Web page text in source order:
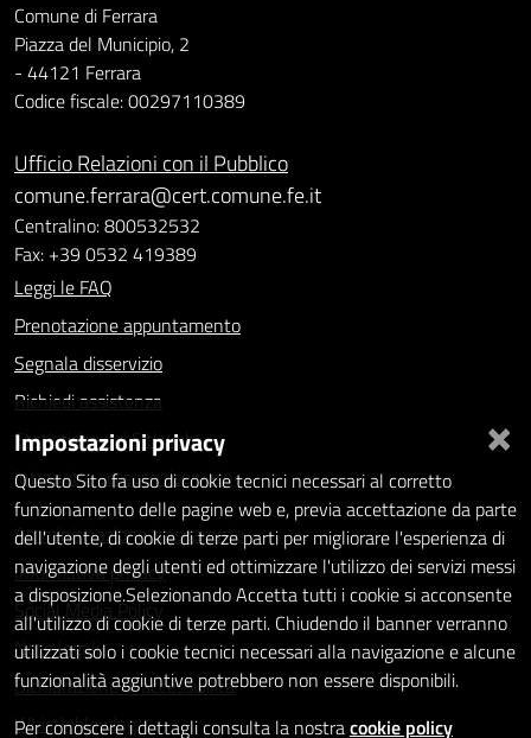
Comune di Ferrara
Piazza del Municipio, 2
- 44121 Ferrara
Codice fiscale: 00297110389
Ufficio Relazioni con il Pubblico
comune.ferrara@cert.comune.fe.it
Centralino: 800532532
Fax: +39 0532 419389
Leggi le FAQ
Prenotazione appuntamento
Segnala disservizio
Richiedi assistenza
Statistiche dei Siti web
Intranet - accesso riservato
Amministrazione trasparente
Informativa privacy
Social Media Policy
Note legali
Dichiarazione di accessibilità
Whistleblowing
×
Impostazioni privacy
Questo Sito fa uso di cookie tecnici necessari al corretto
funzionamento delle pagine web e, previa accettazione da parte
dell'utente, di cookie di terze parti per migliorare l'esperienza di
navigazione degli utenti ed ottimizzare l'utilizzo dei servizi messi
a disposizione.Selezionando Accetta tutti i cookie si acconsente
all'utilizzo di cookie di terze parti. Chiudendo il banner verranno
utilizzati solo i cookie tecnici necessari alla navigazione e alcune
funzionalità aggiuntive potrebbero non essere disponibili.
Per conoscere i dettagli consulta la nostracookie policy